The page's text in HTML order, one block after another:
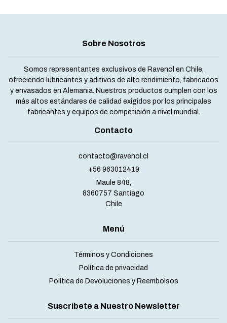
Sobre Nosotros
Somos representantes exclusivos de Ravenol en Chile,
ofreciendo lubricantes y aditivos de alto rendimiento, fabricados
y envasados en Alemania. Nuestros productos cumplen con los
más altos estándares de calidad exigidos por los principales
fabricantes y equipos de competición a nivel mundial.
Contacto
contacto@ravenol.cl
+56 963012419
Maule 848,
8360757 Santiago
Chile
Menú
Términos y Condiciones
Política de privacidad
Política de Devoluciones y Reembolsos
Suscríbete a Nuestro Newsletter